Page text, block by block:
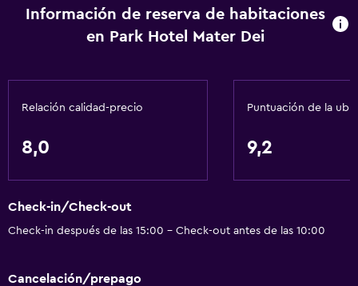
Información de reserva de habitaciones
en Park Hotel Mater Dei
Relación calidad-precio
8,0
Puntuación de la
9,2
Check-in/Check-out
Check-in después de las 15:00 - Check-out antes de las 10:00
Cancelación/prepago